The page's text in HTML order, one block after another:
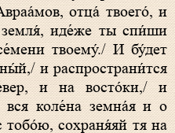
отца́ твоего́, и
иде́же ты спи́ши
твоему́./ И бу́дет
и распространи́тся
и на восто́ки,/ и
вся коле́на земна́я и о
сохраня́яй тя на